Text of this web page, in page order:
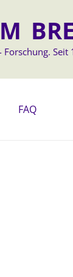
Forschung.
FAQ